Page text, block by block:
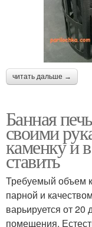
читать дальше →
Банная
своими
каменку и
ставить
Требуемый объем
парной и
варьируется от 20
помещения.